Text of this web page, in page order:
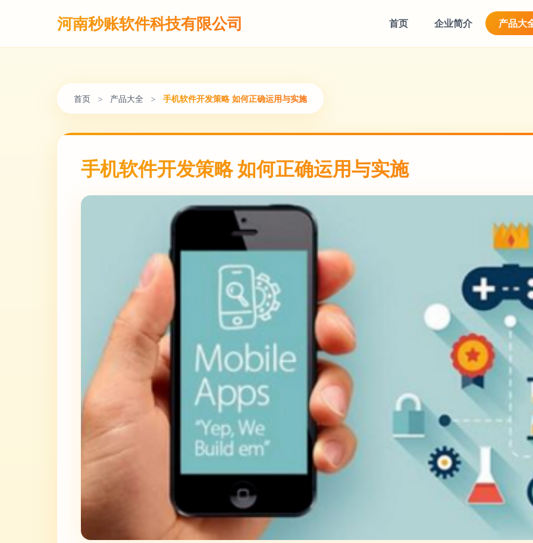
河南秒账软件科技有限公司 首页 企业简介 产品大
首页 > 产品大全 > 手机软件开发策略 如何正确运用与实施
手机软件开发策略 如何正确运用与实施